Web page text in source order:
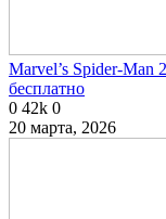
Marvel’s Spider-
бесплатно
0 42k 0
20 марта, 2026